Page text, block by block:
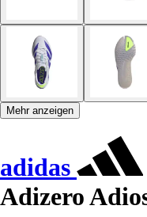
Mehr anzeigen
adidas
Adizero